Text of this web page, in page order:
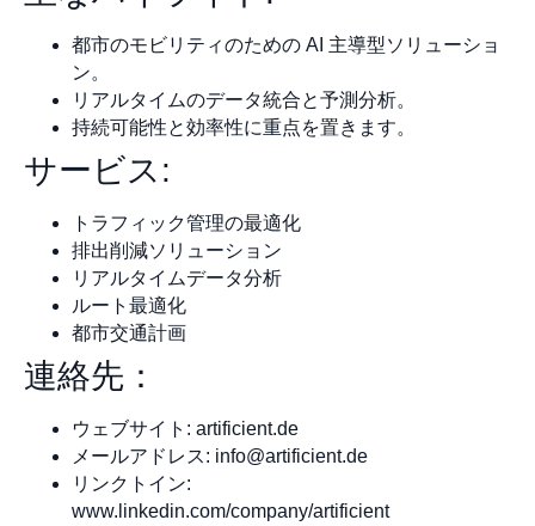
都市のモビリティのための AI 主導型ソリューショ
ン。
リアルタイムのデータ統合と予測分析。
持続可能性と効率性に重点を置きます。
サービス:
トラフィック管理の最適化
排出削減ソリューション
リアルタイムデータ分析
ルート最適化
都市交通計画
連絡先：
ウェブサイト: artificient.de
メールアドレス: info@artificient.de
リンクトイン:
www.linkedin.com/company/artificient